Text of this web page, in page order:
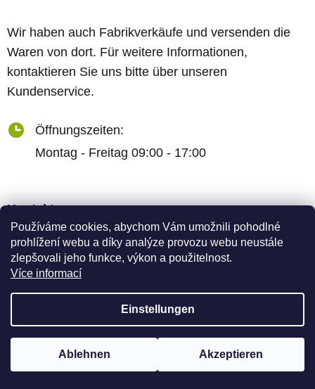
Používáme cookies, abychom Vám umožnili pohodlné
prohlížení webu a díky analýze provozu webu neustále
zlepšovali jeho funkce, výkon a použitelnost.
Více informací
Einstellungen
Ablehnen Akzeptieren
Um Produkte anzuzeigen, müssen Sie registriert sein
Wir haben auch Fabrikverkäufe und versenden die
Waren von dort. Für weitere Informationen,
kontaktieren Sie uns bitte über unseren
Kundenservice.
Öffnungszeiten:
Montag - Freitag 09:00 - 17:00
Kontakt:
Vertriebsleiter
+420 773 717 942
kopecka@canapuff.cz